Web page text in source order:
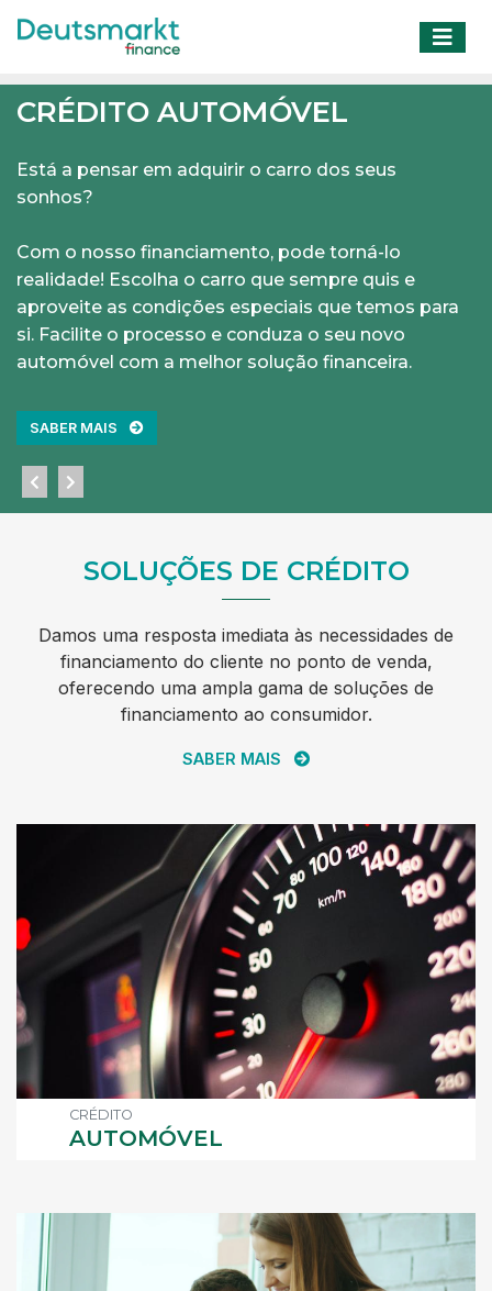
CRÉDITO AUTOMÓVEL
Está a pensar em adquirir o carro dos seus
sonhos?
Com o nosso financiamento, pode torná-lo
realidade! Escolha o carro que sempre quis e
aproveite as condições especiais que temos para
si. Facilite o processo e conduza o seu novo
automóvel com a melhor solução financeira.
SABER MAIS
DEUTSMARKT
FINANCE
Oferece-lhe os melhores instrumentos financeiros
do mercado, dando-lhe a total liberdade para a
comprar o que deseja.
SABER MAIS
SOLUÇÕES DE CRÉDITO
Damos uma resposta imediata às necessidades de
financiamento do cliente no ponto de venda,
oferecendo uma ampla gama de soluções de
financiamento ao consumidor.
SABER MAIS
CRÉDITO
AUTOMÓVEL